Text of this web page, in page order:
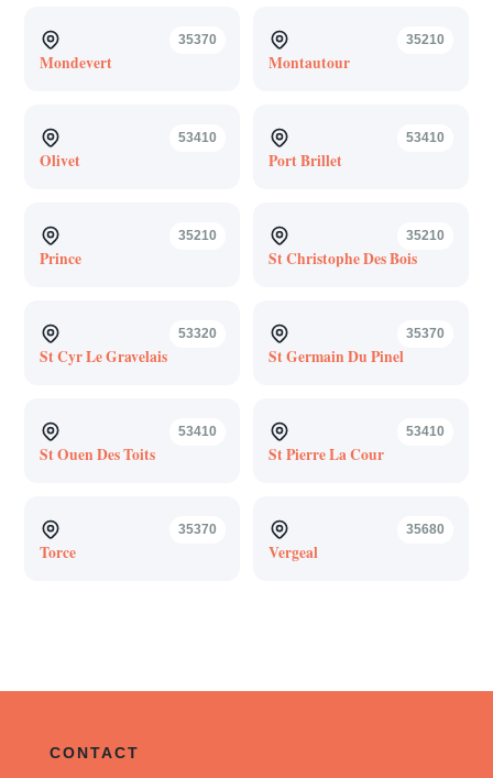
35370
Mondevert
35210
Montautour
53410
Olivet
53410
Port Brillet
35210
Prince
35210
St Christophe Des Bois
53320
St Cyr Le Gravelais
35370
St Germain Du Pinel
53410
St Ouen Des Toits
53410
St Pierre La Cour
35370
Torce
35680
Vergeal
CONTACT